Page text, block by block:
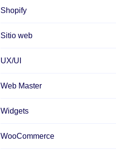
Shopify
Sitio web
UX/UI
Web Master
Widgets
WooCommerce